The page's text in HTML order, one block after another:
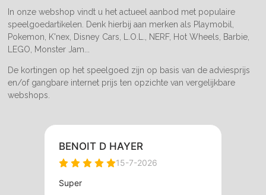
In onze webshop vindt u het actueel aanbod met populaire
speelgoedartikelen. Denk hierbij aan merken als Playmobil,
Pokemon, K'nex, Disney Cars, L.O.L., NERF, Hot Wheels, Barbie,
LEGO, Monster Jam...
De kortingen op het speelgoed zijn op basis van de adviesprijs
en/of gangbare internet prijs ten opzichte van vergelijkbare
webshops.